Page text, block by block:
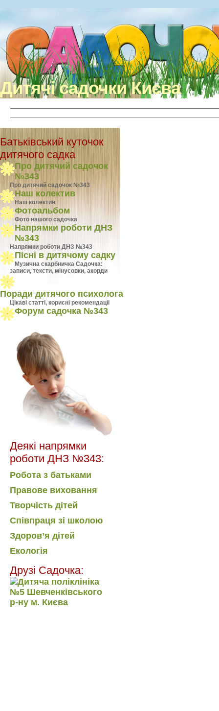
Дитячі садочки Києва
Батьківський куточок
дитячого садка
Про дитячий садочок
№343
Про дитячий садочок №343
Наш колектив
Наш колектив
Фотоальбом
Фото нашого садочка
Напрямки роботи ДНЗ
№343
Напрямки роботи ДНЗ №343
Пісні в дитячому садку
Музична скарбничка Садочка:
записи, тексти, мінусовки, акорди
Поради дитячого психолога
Цiкавi статтi, кориснi рекомендацii
Форум садочка №343
Деякі напрямки
роботи ДНЗ №343:
Робота з батьками
Правове виховання
Творчість дітей
Співпраця зі школою
Здоров’я дітей
Екологія
Друзі Садочка: